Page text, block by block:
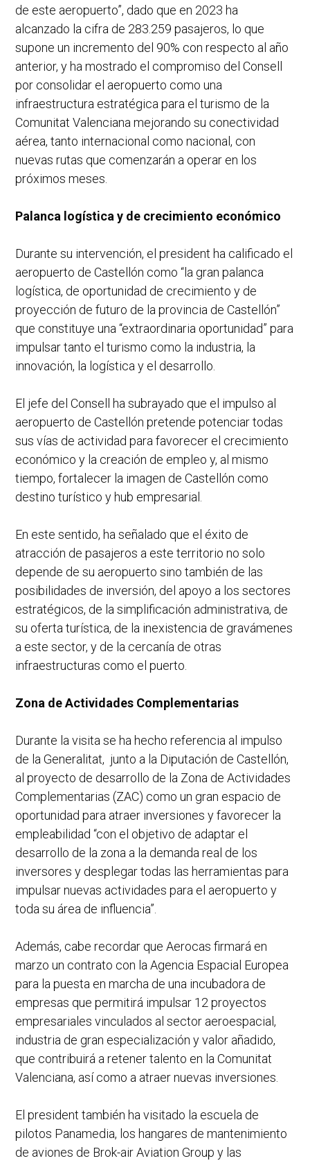
de este aeropuerto”, dado que en 2023 ha
alcanzado la cifra de 283.259 pasajeros, lo que
supone un incremento del 90% con respecto al año
anterior, y ha mostrado el compromiso del Consell
por consolidar el aeropuerto como una
infraestructura estratégica para el turismo de la
Comunitat Valenciana mejorando su conectividad
aérea, tanto internacional como nacional, con
nuevas rutas que comenzarán a operar en los
próximos meses.
Palanca logística y de crecimiento económico
Durante su intervención, el president ha calificado el
aeropuerto de Castellón como “la gran palanca
logística, de oportunidad de crecimiento y de
proyección de futuro de la provincia de Castellón”
que constituye una “extraordinaria oportunidad” para
impulsar tanto el turismo como la industria, la
innovación, la logística y el desarrollo.
El jefe del Consell ha subrayado que el impulso al
aeropuerto de Castellón pretende potenciar todas
sus vías de actividad para favorecer el crecimiento
económico y la creación de empleo y, al mismo
tiempo, fortalecer la imagen de Castellón como
destino turístico y hub empresarial.
En este sentido, ha señalado que el éxito de
atracción de pasajeros a este territorio no solo
depende de su aeropuerto sino también de las
posibilidades de inversión, del apoyo a los sectores
estratégicos, de la simplificación administrativa, de
su oferta turística, de la inexistencia de gravámenes
a este sector, y de la cercanía de otras
infraestructuras como el puerto.
Zona de Actividades Complementarias
Durante la visita se ha hecho referencia al impulso
de la Generalitat, junto a la Diputación de Castellón,
al proyecto de desarrollo de la Zona de Actividades
Complementarias (ZAC) como un gran espacio de
oportunidad para atraer inversiones y favorecer la
empleabilidad “con el objetivo de adaptar el
desarrollo de la zona a la demanda real de los
inversores y desplegar todas las herramientas para
impulsar nuevas actividades para el aeropuerto y
toda su área de influencia”.
Además, cabe recordar que Aerocas firmará en
marzo un contrato con la Agencia Espacial Europea
para la puesta en marcha de una incubadora de
empresas que permitirá impulsar 12 proyectos
empresariales vinculados al sector aeroespacial,
industria de gran especialización y valor añadido,
que contribuirá a retener talento en la Comunitat
Valenciana, así como a atraer nuevas inversiones.
El president también ha visitado la escuela de
pilotos Panamedia, los hangares de mantenimiento
de aviones de Brok-air Aviation Group y las